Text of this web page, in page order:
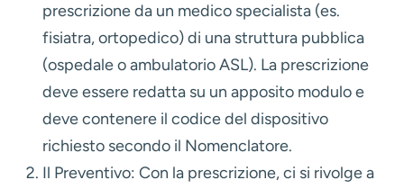
prescrizione da un medico specialista (es.
fisiatra, ortopedico) di una struttura pubblica
(ospedale o ambulatorio ASL). La prescrizione
deve essere redatta su un apposito modulo e
deve contenere il codice del dispositivo
richiesto secondo il Nomenclatore.
Il Preventivo: Con la prescrizione, ci si rivolge a